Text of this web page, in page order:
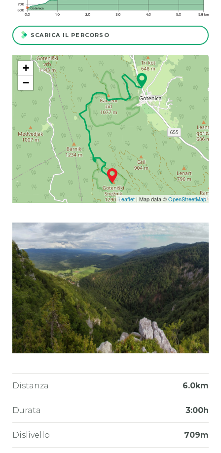
SCARICA IL PERCORSO
+
−
Leaflet | Map data ©OpenStreetMap
Distanza 6.0km
Durata 3:00h
Dislivello 709m